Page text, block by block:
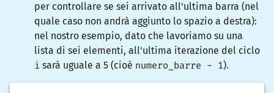
per controllare se sei arrivato all'ultima barra (nel
quale caso non andrà aggiunto lo spazio a destra):
nel nostro esempio, dato che lavoriamo su una
lista di sei elementi, all'ultima iterazione del ciclo
i sarà uguale a 5 (cioè numero_barre - 1).